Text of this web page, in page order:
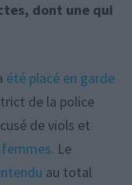
dont une qui
été placé en garde
de la police
de viols et
Le
au total